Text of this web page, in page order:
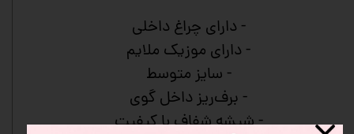
- دارای چراغ داخلی
- دارای موزیک ملایم
- سایز متوسط
- برف‌ریز داخل گوی
- شیشه شفاف با کیفیت